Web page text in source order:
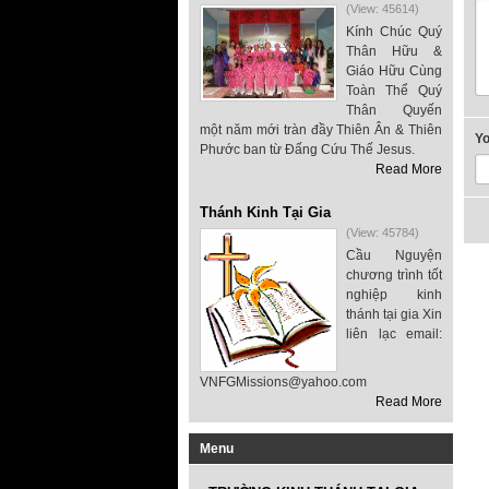
(View: 45614)
Kính Chúc Quý
Thân Hữu &
Giáo Hữu Cùng
Toàn Thể Quý
Thân Quyến
một năm mới tràn đầy Thiên Ân & Thiên
Phước ban từ Đấng Cứu Thế Jesus.
Read More
Thánh Kinh Tại Gia
(View: 45784)
Cầu Nguyện
chương trình tốt
nghiệp kinh
thánh tại gia Xin
liên lạc email:
VNFGMissions@yahoo.com
Read More
Menu